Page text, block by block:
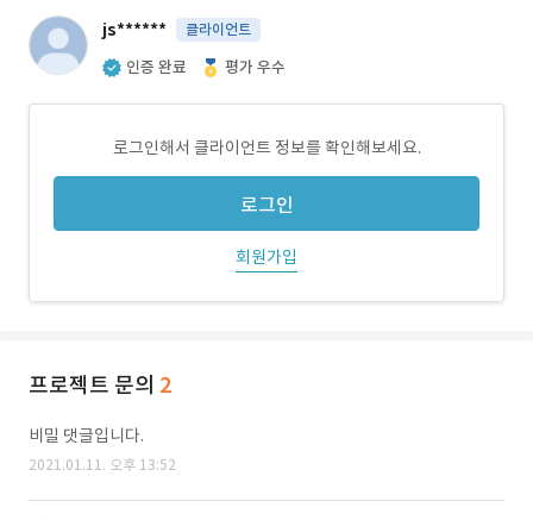
js****** 클라이언트
인증 완료 평가 우수
로그인해서 클라이언트 정보를 확인해보세요.
로그인
회원가입
프로젝트 문의 2
비밀 댓글입니다.
2021.01.11. 오후 13:52